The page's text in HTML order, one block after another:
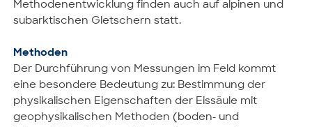
Methodenentwicklung finden auch auf alpinen und
subarktischen Gletschern statt.
Methoden
Der Durchführung von Messungen im Feld kommt
eine besondere Bedeutung zu: Bestimmung der
physikalischen Eigenschaften der Eissäule mit
geophysikalischen Methoden (boden- und